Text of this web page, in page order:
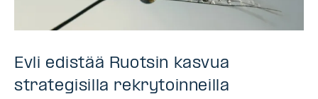
Evli edistää Ruotsin kasvua
strategisilla rekrytoinneilla